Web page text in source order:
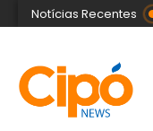
Notícias Recentes
Vídeo mostra jovem sendo forçado a mandar beijos para líder de facção antes de ser executado a tiros